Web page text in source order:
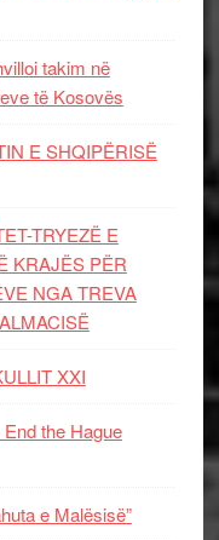
takim në
të Kosovës
E SHQIPËRISË
TRYEZË E
KRAJËS PËR
NGA TREVA
XXI
the Hague
e Malësisë”